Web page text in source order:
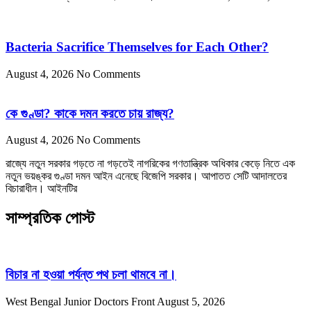
Bacteria Sacrifice Themselves for Each Other?
August 4, 2026 No Comments
কে গুণ্ডা? কাকে দমন করতে চায় রাজ্য?
August 4, 2026 No Comments
রাজ্যে নতুন সরকার গড়তে না গড়তেই নাগরিকের গণতান্ত্রিক অধিকার কেড়ে নিতে এক
নতুন ভয়ঙ্কর গুণ্ডা দমন আইন এনেছে বিজেপি সরকার। আপাতত সেটি আদালতের
বিচারাধীন। আইনটির
সাম্প্রতিক পোস্ট
বিচার না হওয়া পর্যন্ত পথ চলা থামবে না।
West Bengal Junior Doctors Front August 5, 2026